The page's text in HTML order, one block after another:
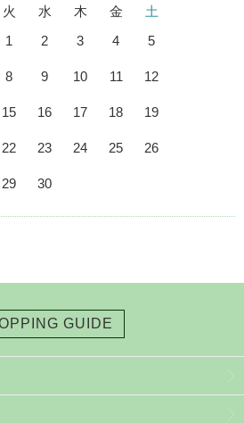
火 水 木 金
土
1
2 3 4 5
8 9 10 11 12
15 16 17 18 19
22 23 24 25 26
29 30
GUIDE